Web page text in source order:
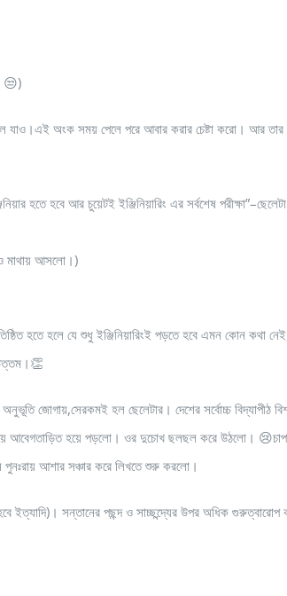
😒)
অংক সময় পেলে পরে আবার করার চেষ্টা করো। আর তার
হতে হবে আর চুয়েটই ইঞ্জিনিয়ারিং এর সর্বশেষ
মাথায় আসলো।)
হতে হলে যে শুধু ইঞ্জিনিয়ারিংই পড়তে হবে এমন কোন কথা
উত্তম।👏
জোগায়,সেরকমই হল ছেলেটার। দেশের সর্বোচ্চ বিদ্যাপীঠ
আবেগতাড়িত হয়ে পড়লো। ওর দুচোখ ছলছল করে উঠলো।
আশার সঞ্চার করে লিখতে শুরু করলো।
ইত্যাদি)। সন্তানের পছন্দ ও সাচ্ছন্দ্যের উপর অধিক